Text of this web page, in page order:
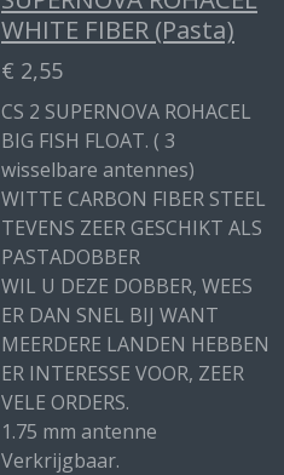
WHITE FIBER (Pasta)
€ 2,55
CS 2 SUPERNOVA ROHACEL
BIG FISH FLOAT. ( 3
wisselbare antennes)
WITTE CARBON FIBER STEEL
TEVENS ZEER GESCHIKT ALS
PASTADOBBER
WIL U DEZE DOBBER, WEES
ER DAN SNEL BIJ WANT
MEERDERE LANDEN HEBBEN
ER INTERESSE VOOR, ZEER
VELE ORDERS.
1.75 mm antenne
Verkrijgbaar.